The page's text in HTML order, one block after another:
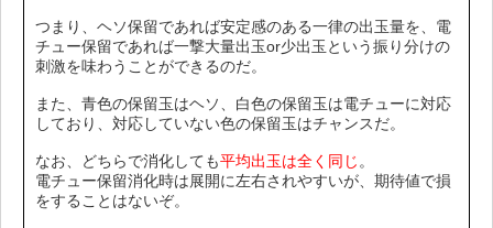
つまり、ヘソ保留であれば安定感のある一律の出玉量を、電
チュー保留であれば一撃大量出玉or少出玉という振り分けの
刺激を味わうことができるのだ。
また、青色の保留玉はヘソ、白色の保留玉は電チューに対応
しており、対応していない色の保留玉はチャンスだ。
なお、どちらで消化しても平均出玉は全く同じ。
電チュー保留消化時は展開に左右されやすいが、期待値で損
をすることはないぞ。